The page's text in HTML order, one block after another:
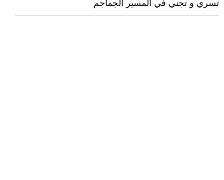
تسري و تجني في المسير الجماجم